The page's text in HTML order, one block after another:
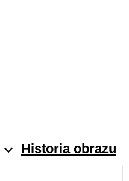
Historia obrazu